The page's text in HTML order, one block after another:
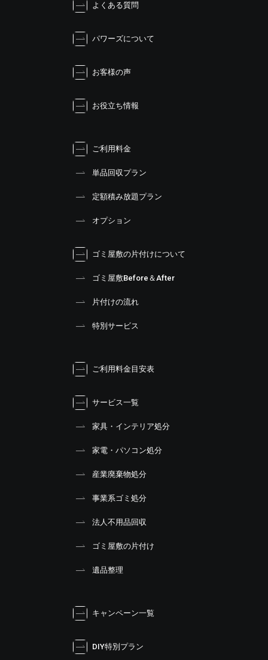
よくある質問
パワーズについて
お客様の声
お役立ち情報
ご利用料金
単品回収プラン
定額積み放題プラン
オプション
ゴミ屋敷の片付けについて
ゴミ屋敷Before＆After
片付けの流れ
特別サービス
ご利用料金目安表
サービス一覧
家具・インテリア処分
家電・パソコン処分
産業廃棄物処分
事業系ゴミ処分
法人不用品回収
ゴミ屋敷の片付け
遺品整理
キャンペーン一覧
DIY特別プラン